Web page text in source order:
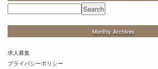
Monthly Archives
求人募集
プライバシーポリシー